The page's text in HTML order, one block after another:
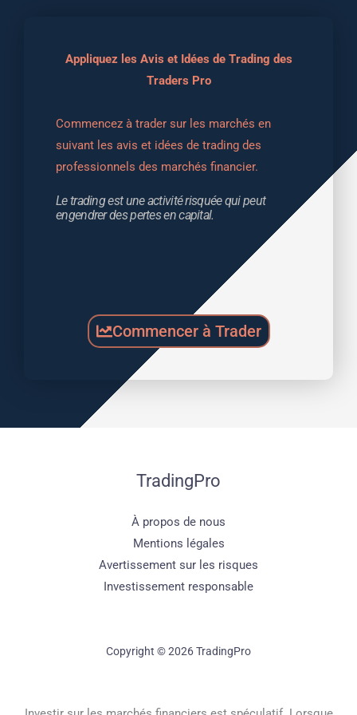
Appliquez les Avis et Idées de Trading des
Traders Pro
Commencez à trader sur les marchés en
suivant les avis et idées de trading des
professionnels des marchés financier.
Le trading est une activité risquée qui peut
engendrer des pertes en capital.
Commencer à Trader
TradingPro
À propos de nous
Mentions légales
Avertissement sur les risques
Investissement responsable
Copyright © 2026 TradingPro